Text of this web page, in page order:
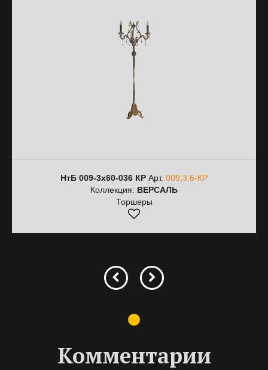
НтБ 009-3х60-036 КР Арт. 009,3,6-КР
Коллекция: ВЕРСАЛЬ
Торшеры
Комментарии